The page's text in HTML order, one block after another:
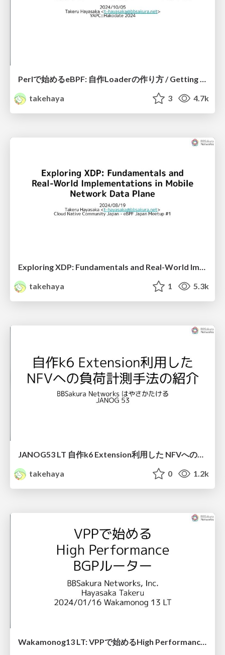
Perlで始めるeBPF: 自作Loaderの作り方 / Getting started with eBPF in Perl_How to create your own Loader
takehaya
3 4.7k
takehaya
1 5.3k
JANOG53 LT 自作k6 Extension利用した NFVへの負荷計測手法の紹介
takehaya
0 1.2k
Wakamonog13 LT: VPPで始めるHigh Performance BGPルーター